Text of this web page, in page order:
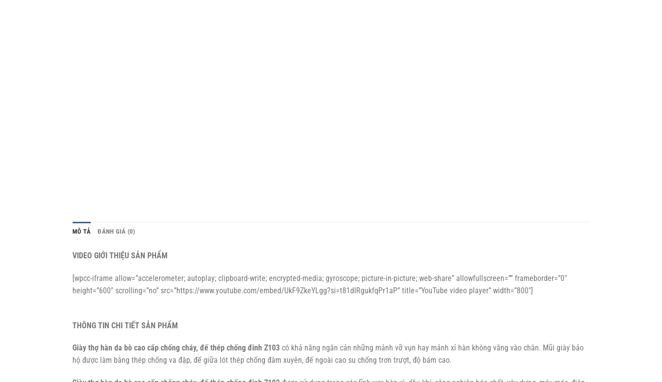
MÔ TẢ ĐÁNH GIÁ (0)
VIDEO GIỚI THIỆU SẢN PHẨM
[wpcc-iframe allow=”accelerometer; autoplay; clipboard-write; encrypted-media; gyroscope; picture-in-picture; web-share” allowfullscreen=”” frameborder=”0″
height=”600″ scrolling=”no” src=”https://www.youtube.com/embed/UkF9ZkeYLgg?si=t81dIRgukfqPr1aP” title=”YouTube video player” width=”800″]
THÔNG TIN CHI TIẾT SẢN PHẨM
Giày thợ hàn da bò cao cấp chống cháy, đế thép chống đinh Z103 có khả năng ngăn cản những mảnh vỡ vụn hay mảnh xỉ hàn không văng vào chân. Mũi giày bảo
hộ được làm bằng thép chống va đập, đế giữa lót thép chống đâm xuyên, đế ngoài cao su chống trơn trượt, độ bám cao.